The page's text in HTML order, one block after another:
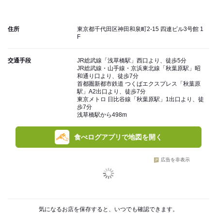
住所
東京都千代田区神田和泉町2-15 四連ビル3号館 1
F
交通手段
JR総武線「浅草橋駅」西口より、徒歩5分
JR総武線・山手線・京浜東北線「秋葉原駅」昭
和通り口より、徒歩7分
首都圏新都市鉄道 つくばエクスプレス「秋葉原
駅」A2出口より、徒歩7分
東京メトロ 日比谷線「秋葉原駅」1出口より、徒
歩7分
浅草橋駅から498m
食べログアプリで地図を開く
広告を非表示
気になるお店を保存すると、いつでも確認できます。